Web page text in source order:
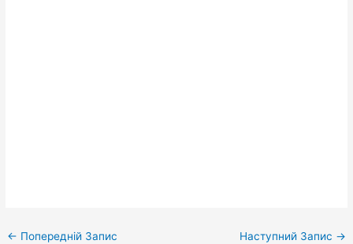
← Попередній Запис Наступний Запис →